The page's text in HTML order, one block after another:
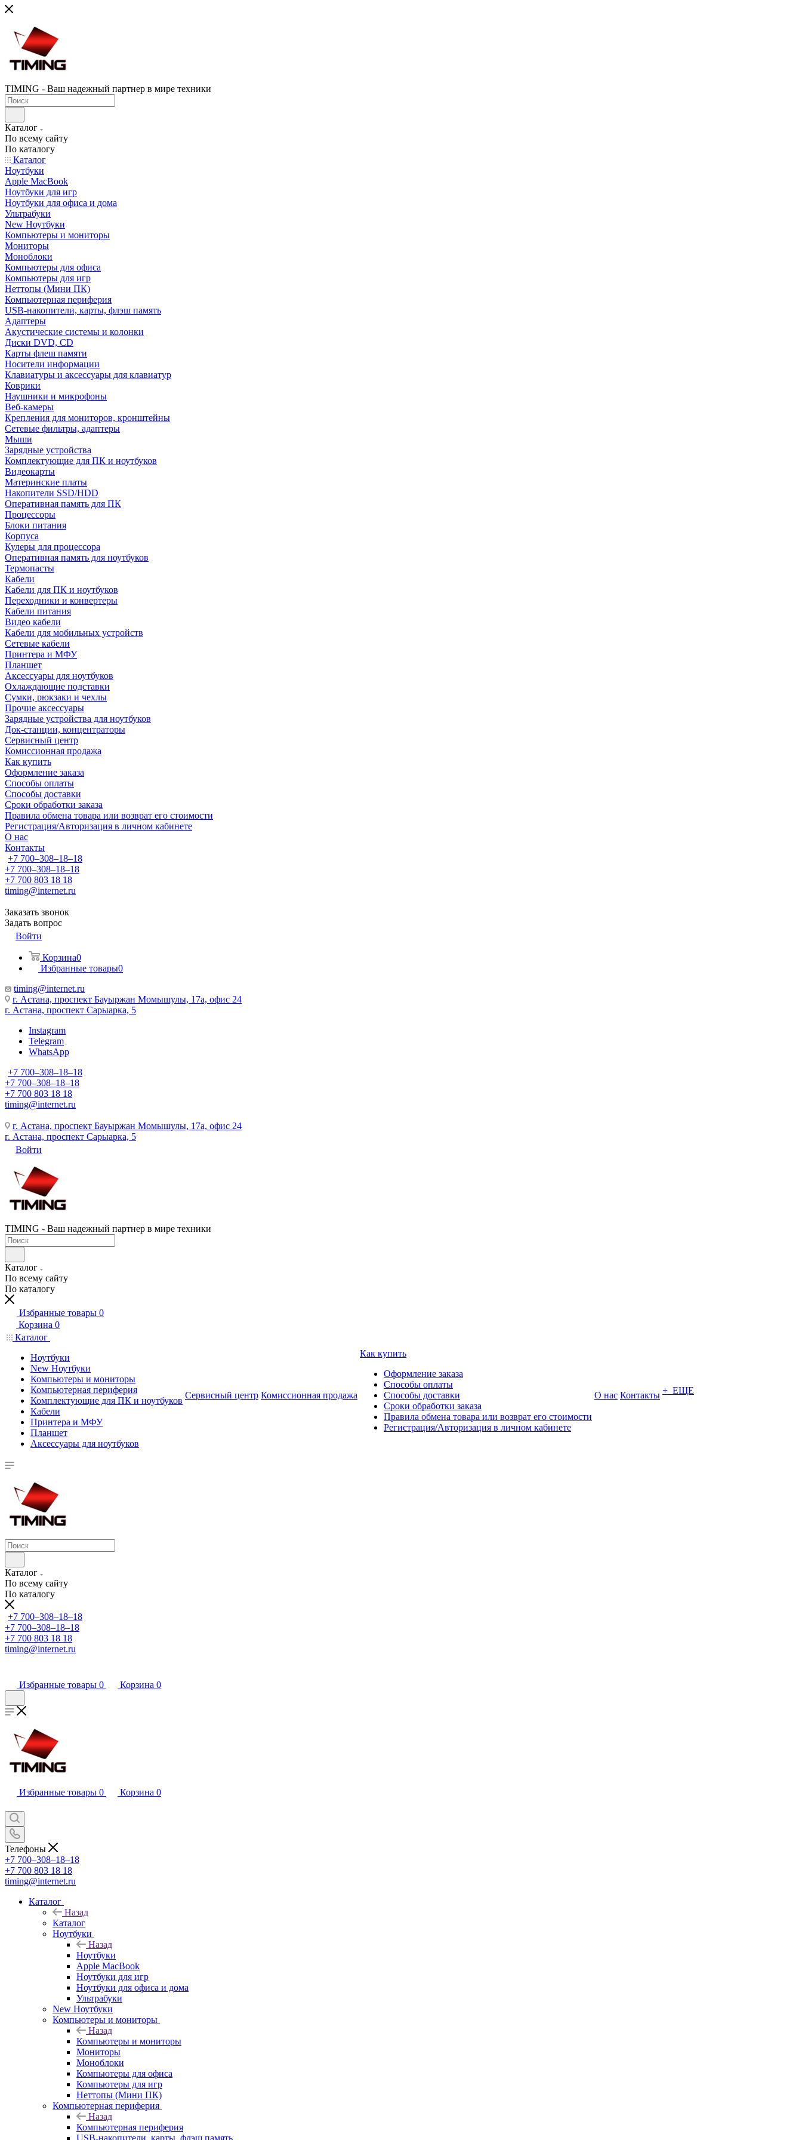
TIMING - Ваш надежный партнер в мире техники
Каталог
По всему сайту
По каталогу
Каталог
Ноутбуки
Apple MacBook
Ноутбуки для игр
Ноутбуки для офиса и дома
Ультрабуки
New Ноутбуки
Компьютеры и мониторы
Мониторы
Моноблоки
Компьютеры для офиса
Компьютеры для игр
Неттопы (Мини ПК)
Компьютерная периферия
USB-накопители, карты, флэш память
Адаптеры
Акустические системы и колонки
Диски DVD, CD
Карты флеш памяти
Носители информации
Клавиатуры и аксессуары для клавиатур
Коврики
Наушники и микрофоны
Веб-камеры
Крепления для мониторов, кронштейны
Сетевые фильтры, адаптеры
Мыши
Зарядные устройства
Комплектующие для ПК и ноутбуков
Видеокарты
Материнские платы
Накопители SSD/HDD
Оперативная память для ПК
Процессоры
Блоки питания
Корпуса
Кулеры для процессора
Оперативная память для ноутбуков
Термопасты
Кабели
Кабели для ПК и ноутбуков
Переходники и конвертеры
Кабели питания
Видео кабели
Кабели для мобильных устройств
Сетевые кабели
Принтера и МФУ
Планшет
Аксессуары для ноутбуков
Охлаждающие подставки
Сумки, рюкзаки и чехлы
Прочие аксессуары
Зарядные устройства для ноутбуков
Док-станции, концентраторы
Сервисный центр
Комиссионная продажа
Как купить
Оформление заказа
Способы оплаты
Способы доставки
Сроки обработки заказа
Правила обмена товара или возврат его стоимости
Регистрация/Авторизация в личном кабинете
О нас
Контакты
+7 700‒308‒18‒18
+7 700‒308‒18‒18
+7 700 803 18 18
timing@internet.ru
Заказать звонок
Задать вопрос
Войти
Корзина0
Избранные товары0
timing@internet.ru
г. Астана, проспект Бауыржан Момышулы, 17а, офис 24
г. Астана, проспект Сарыарка, 5
Instagram
Telegram
WhatsApp
+7 700‒308‒18‒18
+7 700‒308‒18‒18
+7 700 803 18 18
timing@internet.ru
г. Астана, проспект Бауыржан Момышулы, 17а, офис 24
г. Астана, проспект Сарыарка, 5
Войти
TIMING - Ваш надежный партнер в мире техники
Каталог
По всему сайту
По каталогу
Избранные товары 0
Корзина 0
Каталог
Ноутбуки
New Ноутбуки
Компьютеры и мониторы
Компьютерная периферия
Комплектующие для ПК и ноутбуков
Кабели
Принтера и МФУ
Планшет
Аксессуары для ноутбуков
Сервисный центр Комиссионная продажа
Как купить
Оформление заказа
Способы оплаты
Способы доставки
Сроки обработки заказа
Правила обмена товара или возврат его стоимости
Регистрация/Авторизация в личном кабинете
О нас Контакты + ЕЩЕ
Каталог
По всему сайту
По каталогу
+7 700‒308‒18‒18
+7 700‒308‒18‒18
+7 700 803 18 18
timing@internet.ru
Избранные товары 0 Корзина 0
Избранные товары 0 Корзина 0
Телефоны
+7 700‒308‒18‒18
+7 700 803 18 18
timing@internet.ru
Каталог
Назад
Каталог
Ноутбуки
Назад
Ноутбуки
Apple MacBook
Ноутбуки для игр
Ноутбуки для офиса и дома
Ультрабуки
New Ноутбуки
Компьютеры и мониторы
Назад
Компьютеры и мониторы
Мониторы
Моноблоки
Компьютеры для офиса
Компьютеры для игр
Неттопы (Мини ПК)
Компьютерная периферия
Назад
Компьютерная периферия
USB-накопители, карты, флэш память